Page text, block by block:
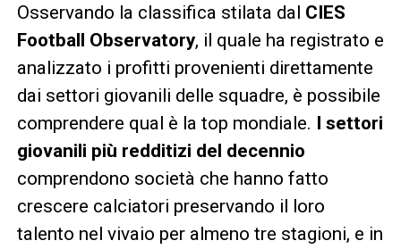
Osservando la classifica stilata dal CIES
Football Observatory, il quale ha registrato e
analizzato i profitti provenienti direttamente
dai settori giovanili delle squadre, è possibile
comprendere qual è la top mondiale. I settori
giovanili più redditizi del decennio
comprendono società che hanno fatto
crescere calciatori preservando il loro
talento nel vivaio per almeno tre stagioni, e in